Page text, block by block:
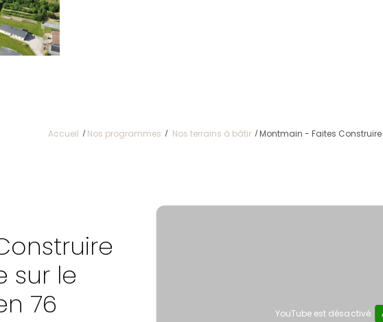
Accueil Nos programmes Nos terrains à bâtir Montmain - Faites
sur le
76
YouTube est désactivé.